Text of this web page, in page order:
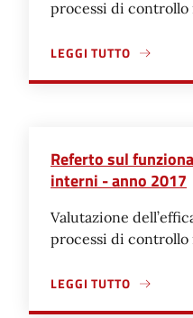
processi di
LEGGI TUTTO
A PROPOSITO DI
Referto sul
interni - anno 2017
Valutazione
processi di
LEGGI TUTTO
A PROPOSITO DI